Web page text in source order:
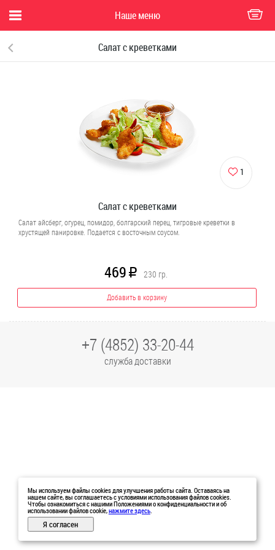
Наше меню
Салат с креветками
1
Салат с креветками
Салат айсберг, огурец, помидор, болгарский перец, тигровые креветки в
хрустящей панировке. Подается с восточным соусом.
469 R 230 гр.
Добавить в корзину
+7 (4852) 33-20-44
служба доставки
Мы используем файлы cookies для улучшения работы сайта. Оставаясь на
нашем сайте, вы соглашаетесь с условиями использования файлов cookies.
Чтобы ознакомиться с нашими Положениями о конфиденциальности и об
использовании файлов cookie,нажмите здесь.
Я согласен